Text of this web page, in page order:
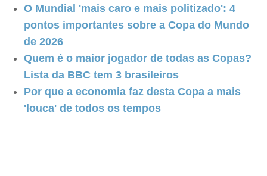
O Mundial 'mais caro e mais politizado': 4
pontos importantes sobre a Copa do Mundo
de 2026
Quem é o maior jogador de todas as Copas?
Lista da BBC tem 3 brasileiros
Por que a economia faz desta Copa a mais
'louca' de todos os tempos